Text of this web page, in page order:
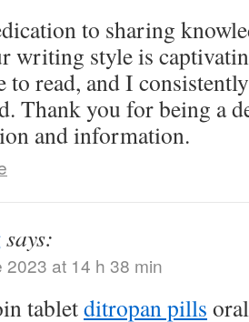
to sharing
writing style is
to read, and I
Thank you for being a
and information.
says:
2023 at 14 h 38 min
tabletditropan pills